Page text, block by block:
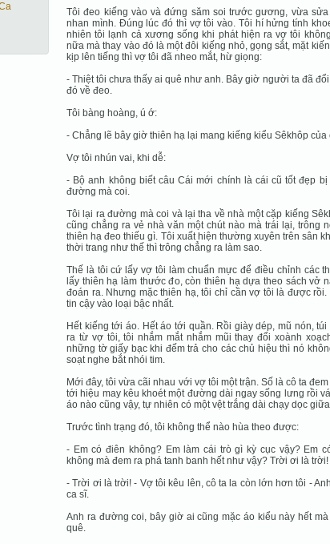
Tôi đeo kiếng vào và đứng săm soi trước gương, vừa
nhan mình. Ðúng lúc đó thì vợ tôi vào. Tôi hí hửng tính
nhiên tôi lạnh cả xương sống khi phát hiện ra vợ tôi
nữa mà thay vào đó là một đôi kiếng nhỏ, gọng sắt, mặt
kịp lên tiếng thì vợ tôi đã nheo mắt, hừ giọng:
- Thiệt tôi chưa thấy ai quê như anh. Bây giờ người ta đã
đó về đeo.
Tôi bàng hoàng, ú ớ:
- Chẳng lẽ bây giờ thiên hạ lại mang kiếng kiểu Sêkhôp của
Vợ tôi nhún vai, khi dễ:
- Bộ anh không biết câu Cái mới chính là cái cũ tốt đẹp
đường mà coi.
Tôi lại ra đường mà coi và lại tha về nhà một cặp kiếng
cũng chẳng ra vẻ nhà văn một chút nào mà trái lại, trông
thiên hạ đeo thiếu gì. Tôi xuất hiện thường xuyên trên sân
thời trang như thế thì trông chẳng ra làm sao.
Thế là tôi cứ lấy vợ tôi làm chuẩn mực để điều chỉnh các
lấy thiên hạ làm thước đo, còn thiên hạ dựa theo sách vở
đoán ra. Nhưng mặc thiên hạ, tôi chỉ cần vợ tôi là được
tin cậy vào loại bậc nhất.
Hết kiếng tới áo. Hết áo tới quần. Rồi giày dép, mũ nón,
ra từ vợ tôi, tôi nhắm mắt nhắm mũi thay đổi xoành
những tờ giấy bạc khi đếm trả cho các chủ hiệu thì nó
soạt nghe bắt nhói tim.
Mới đây, tôi vừa cãi nhau với vợ tôi một trận. Số là cô ta
tới hiệu may kêu khoét một đường dài ngay sống lưng rồi
áo nào cũng vậy, tự nhiên có một vệt trắng dài chạy dọc
Trước tình trạng đó, tôi không thể nào hùa theo được:
- Em có điên không? Em làm cái trò gì kỳ cục vậy? Em
không mà đem ra phá tanh banh hết như vậy? Trời ơi là trời!
- Trời ơi là trời! - Vợ tôi kêu lên, cô ta la còn lớn hơn tôi -
ca sĩ.
Anh ra đường coi, bây giờ ai cũng mặc áo kiểu này hết
quê.